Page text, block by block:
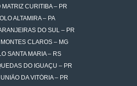
MATRIZ CURITIBA – PR
ALTAMIRA – PA
DO SUL – PR
MONTES CLAROS – MG
SANTA MARIA – RS
DO IGUAÇU – PR
DA VITÓRIA – PR